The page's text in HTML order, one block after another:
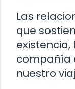
Las
que
compañía
nuestro